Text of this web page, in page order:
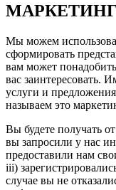
Мы можем
сформировать
вам может
вас заинтересовать.
услуги и
называем это
Вы будете получать
вы запросили у нас
предоставили нам
iii)
случае вы не